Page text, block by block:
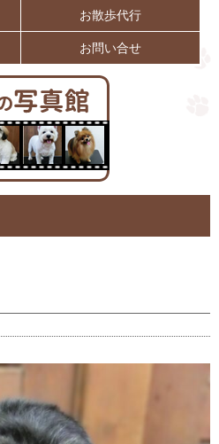
お散歩代行
お問い合せ